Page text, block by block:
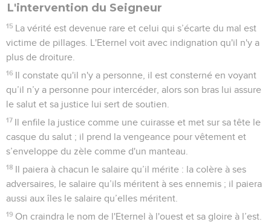
L'intervention du Seigneur
15 La vérité est devenue rare et celui qui s’écarte du mal est
victime de pillages. L'Eternel voit avec indignation qu'il n'y a
plus de droiture.
16 Il constate qu'il n'y a personne, il est consterné en voyant
qu’il n’y a personne pour intercéder, alors son bras lui assure
le salut et sa justice lui sert de soutien.
17 Il enfile la justice comme une cuirasse et met sur sa tête le
casque du salut ; il prend la vengeance pour vêtement et
s’enveloppe du zèle comme d'un manteau.
18 Il paiera à chacun le salaire qu’il mérite : la colère à ses
adversaires, le salaire qu’ils méritent à ses ennemis ; il paiera
aussi aux îles le salaire qu’elles méritent.
19 On craindra le nom de l'Eternel à l'ouest et sa gloire à l’est.